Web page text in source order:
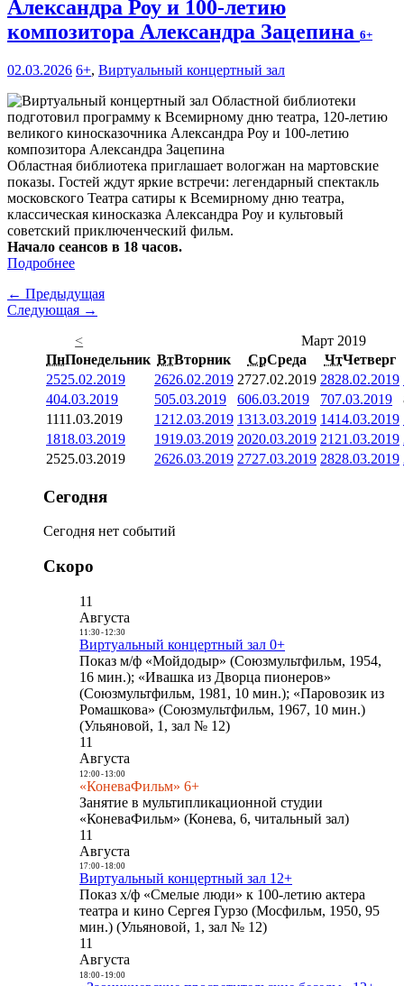
Александра Роу и 100-летию
композитора Александра Зацепина 6+
02.03.2026 6+, Виртуальный концертный зал
Областная библиотека приглашает вологжан на мартовские
показы. Гостей ждут яркие встречи: легендарный спектакль
московского Театра сатиры к Всемирному дню театра,
классическая киносказка Александра Роу и культовый
советский приключенческий фильм.
Начало сеансов в 18 часов.
Подробнее
← Предыдущая
Следующая →
<
Март 2019
ПнПонедельник ВтВторник СрСреда ЧтЧетверг
2525.02.2019 2626.02.2019 2727.02.2019 2828.02.2019
404.03.2019 505.03.2019 606.03.2019 707.03.2019
1111.03.2019 1212.03.2019 1313.03.2019 1414.03.2019
1818.03.2019 1919.03.2019 2020.03.2019 21 21.03.2019
2525.03.2019 2626.03.2019 2727.03.2019 2828.03.2019
Сегодня
Сегодня нет событий
Скоро
11
Августа
11:30- 12:30
Виртуальный концертный зал 0+
Показ м/ф «Мойдодыр» (Союзмультфильм, 1954,
16 мин.); «Ивашка из Дворца пионеров»
(Союзмультфильм, 1981, 10 мин.); «Паровозик из
Ромашкова» (Союзмультфильм, 1967, 10 мин.)
(Ульяновой, 1, зал № 12)
11
Августа
12:00- 13:00
«КоневаФильм» 6+
Занятие в мультипликационной студии
«КоневаФильм» (Конева, 6, читальный зал)
11
Августа
17:00- 18:00
Виртуальный концертный зал 12+
Показ х/ф «Смелые люди» к 100-летию актера
театра и кино Сергея Гурзо (Мосфильм, 1950, 95
мин.) (Ульяновой, 1, зал № 12)
11
Августа
18:00- 19:00